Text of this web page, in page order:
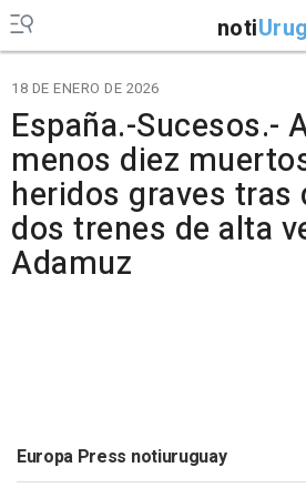
noti
18 DE ENERO DE 2026
España.-Sucesos.-
menos diez
heridos graves tras
dos trenes de alta
Adamuz
Europa Press notiuruguay